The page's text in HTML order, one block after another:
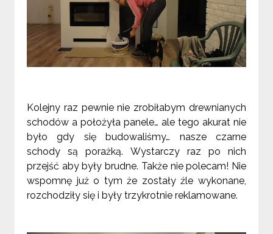
Kolejny raz pewnie nie zrobiłabym drewnianych
schodów a położyła panele… ale tego akurat nie
było gdy się budowaliśmy… nasze czarne
schody są porażką. Wystarczy raz po nich
przejść aby były brudne. Także nie polecam! Nie
wspomnę już o tym że zostały źle wykonane,
rozchodziły się i były trzykrotnie reklamowane.